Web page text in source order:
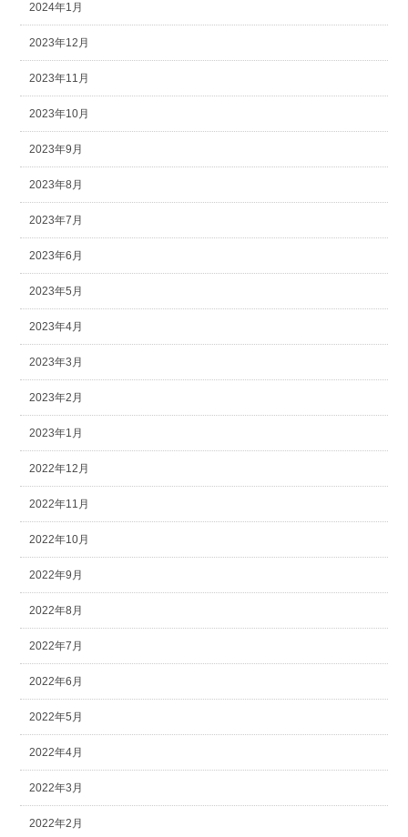
2024年1月
2023年12月
2023年11月
2023年10月
2023年9月
2023年8月
2023年7月
2023年6月
2023年5月
2023年4月
2023年3月
2023年2月
2023年1月
2022年12月
2022年11月
2022年10月
2022年9月
2022年8月
2022年7月
2022年6月
2022年5月
2022年4月
2022年3月
2022年2月